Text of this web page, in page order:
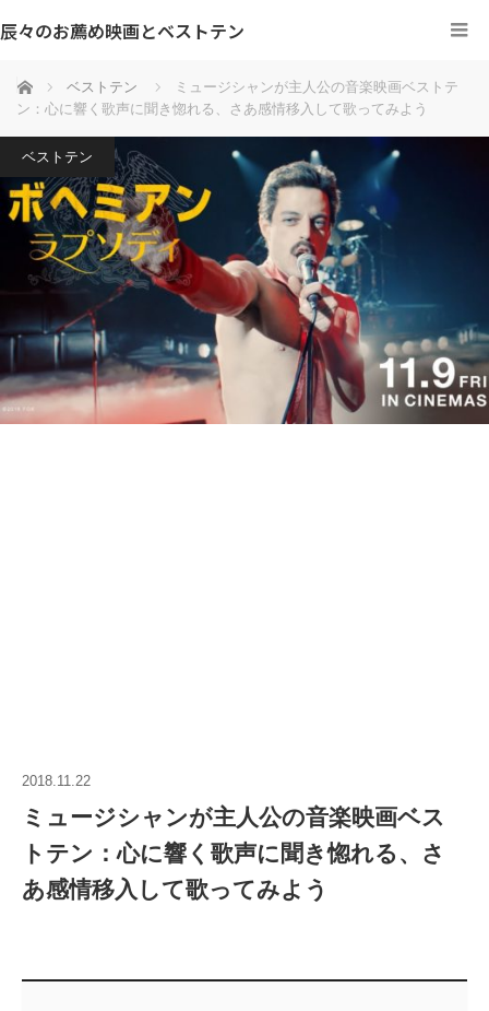
辰々のお薦め映画とベストテン
ホーム ベストテン
ミュージシャンが主人公の音楽映画ベストテ
ン：心に響く歌声に聞き惚れる、さあ感情移入して歌ってみよう
ベストテン
2018.11.22
ミュージシャンが主人公の音楽映画ベス
トテン：心に響く歌声に聞き惚れる、さ
あ感情移入して歌ってみよう